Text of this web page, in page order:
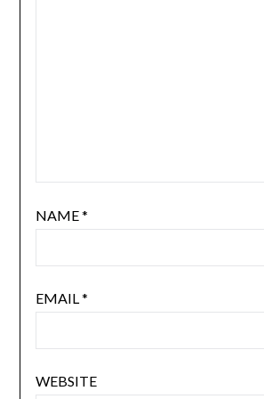
NAME*
EMAIL*
WEBSITE